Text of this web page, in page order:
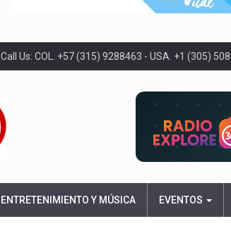
Call Us: COL. +57 (315) 9288463 - USA. +1 (305)
ENTRETENIMIENTO Y MÚSICA EVENTOS